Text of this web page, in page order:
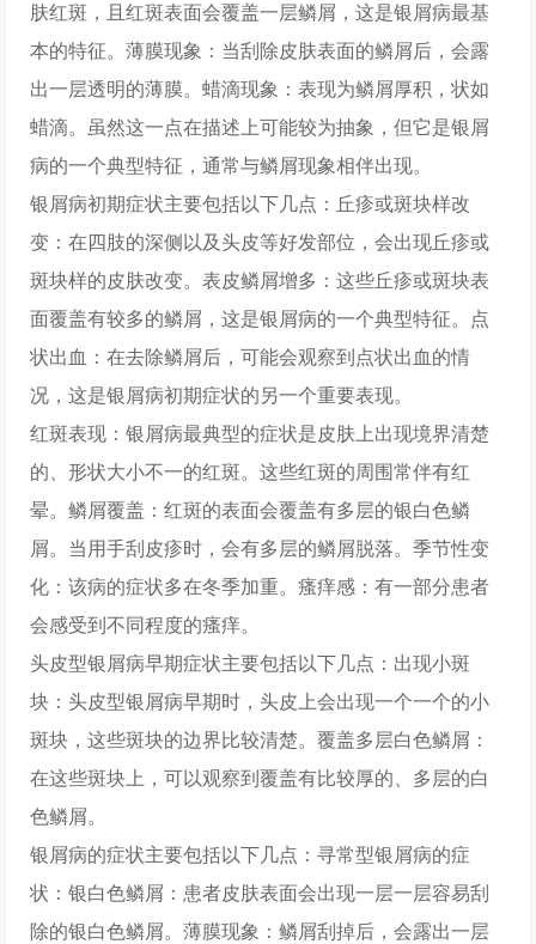
肤红斑，且红斑表面会覆盖一层鳞屑，这是银屑病最基
本的特征。薄膜现象：当刮除皮肤表面的鳞屑后，会露
出一层透明的薄膜。蜡滴现象：表现为鳞屑厚积，状如
蜡滴。虽然这一点在描述上可能较为抽象，但它是银屑
病的一个典型特征，通常与鳞屑现象相伴出现。
银屑病初期症状主要包括以下几点：丘疹或斑块样改
变：在四肢的深侧以及头皮等好发部位，会出现丘疹或
斑块样的皮肤改变。表皮鳞屑增多：这些丘疹或斑块表
面覆盖有较多的鳞屑，这是银屑病的一个典型特征。点
状出血：在去除鳞屑后，可能会观察到点状出血的情
况，这是银屑病初期症状的另一个重要表现。
红斑表现：银屑病最典型的症状是皮肤上出现境界清楚
的、形状大小不一的红斑。这些红斑的周围常伴有红
晕。鳞屑覆盖：红斑的表面会覆盖有多层的银白色鳞
屑。当用手刮皮疹时，会有多层的鳞屑脱落。季节性变
化：该病的症状多在冬季加重。瘙痒感：有一部分患者
会感受到不同程度的瘙痒。
头皮型银屑病早期症状主要包括以下几点：出现小斑
块：头皮型银屑病早期时，头皮上会出现一个一个的小
斑块，这些斑块的边界比较清楚。覆盖多层白色鳞屑：
在这些斑块上，可以观察到覆盖有比较厚的、多层的白
色鳞屑。
银屑病的症状主要包括以下几点：寻常型银屑病的症
状：银白色鳞屑：患者皮肤表面会出现一层一层容易刮
除的银白色鳞屑。薄膜现象：鳞屑刮掉后，会露出一层